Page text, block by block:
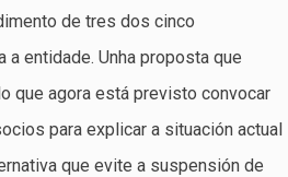
de tres dos cinco
entidade. Unha proposta que
que agora está previsto convocar
para explicar a situación actual
que evite a suspensión de